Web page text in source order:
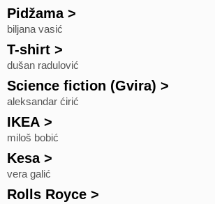
Pidžama>
biljana vasić
T-shirt >
dušan radulović
Science fiction (Gvira) >
aleksandar ćirić
IKEA >
miloš bobić
Kesa>
vera galić
Rolls Royce >